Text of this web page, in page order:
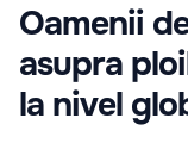
Oamenii
asupra
la nivel